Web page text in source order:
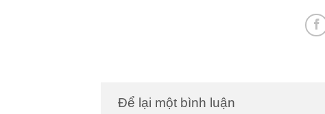
Để lại một bình luận